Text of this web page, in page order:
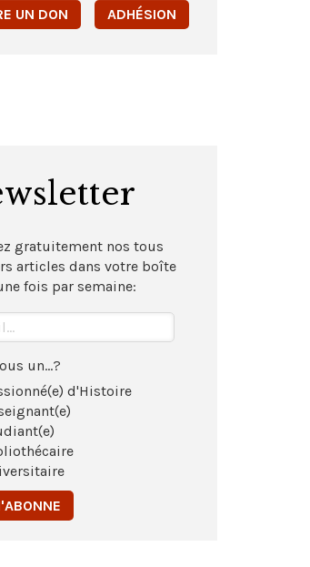
UN DON ADHÉSION
gratuitement nos tous
articles dans votre boîte
fois par semaine:
un...?
d'Histoire